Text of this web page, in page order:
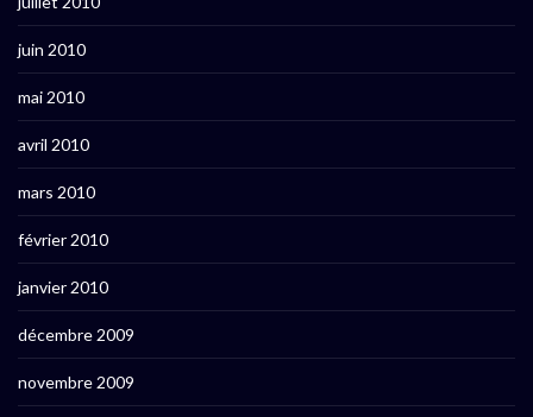
juin 2010
mai 2010
avril 2010
mars 2010
février 2010
janvier 2010
décembre 2009
novembre 2009